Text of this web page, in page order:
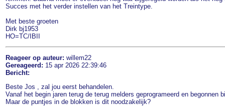
Succes met het verder instellen van het Treintype.
Met beste groeten
Dirk bj1953
HO=TC/IBII
Reageer op auteur: willem22
Gereageerd: 15 apr 2026 22:39:46
Bericht:
Beste Jos , zal jou eerst behandelen.
Vanaf het begin jaren terug de terug melders geprogrameerd en begonnen
Maar de puntjes in de blokken is dit noodzakelijk?